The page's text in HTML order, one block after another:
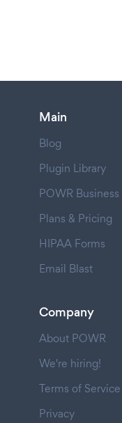
Main
Blog
Plugin Library
POWR Business
Plans & Pricing
HIPAA Forms
Email Blast
Company
About POWR
We're hiring!
Terms of Service
Privacy